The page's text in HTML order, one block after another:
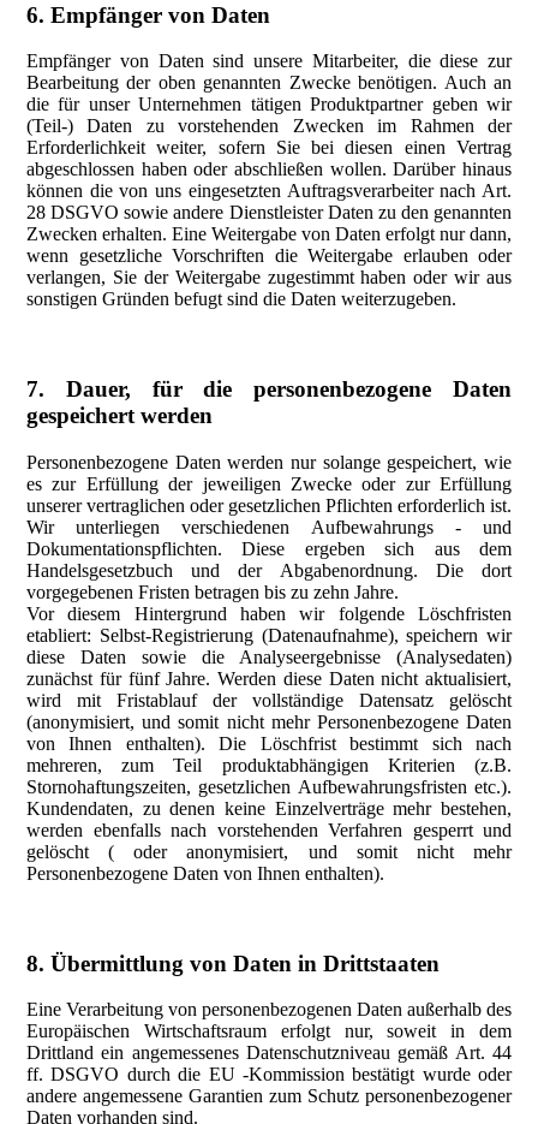
6. Empfänger von Daten
Empfänger von Daten sind unsere Mitarbeiter, die diese zur
Bearbeitung der oben genannten Zwecke benötigen. Auch an
die für unser Unternehmen tätigen Produktpartner geben wir
(Teil-) Daten zu vorstehenden Zwecken im Rahmen der
Erforderlichkeit weiter, sofern Sie bei diesen einen Vertrag
abgeschlossen haben oder abschließen wollen. Darüber hinaus
können die von uns eingesetzten Auftragsverarbeiter nach Art.
28 DSGVO sowie andere Dienstleister Daten zu den genannten
Zwecken erhalten. Eine Weitergabe von Daten erfolgt nur dann,
wenn gesetzliche Vorschriften die Weitergabe erlauben oder
verlangen, Sie der Weitergabe zugestimmt haben oder wir aus
sonstigen Gründen befugt sind die Daten weiterzugeben.
7. Dauer, für die personenbezogene Daten
gespeichert werden
Personenbezogene Daten werden nur solange gespeichert, wie
es zur Erfüllung der jeweiligen Zwecke oder zur Erfüllung
unserer vertraglichen oder gesetzlichen Pflichten erforderlich ist.
Wir unterliegen verschiedenen Aufbewahrungs - und
Dokumentationspflichten. Diese ergeben sich aus dem
Handelsgesetzbuch und der Abgabenordnung. Die dort
vorgegebenen Fristen betragen bis zu zehn Jahre.
Vor diesem Hintergrund haben wir folgende Löschfristen
etabliert: Selbst-Registrierung (Datenaufnahme), speichern wir
diese Daten sowie die Analyseergebnisse (Analysedaten)
zunächst für fünf Jahre. Werden diese Daten nicht aktualisiert,
wird mit Fristablauf der vollständige Datensatz gelöscht
(anonymisiert, und somit nicht mehr Personenbezogene Daten
von Ihnen enthalten). Die Löschfrist bestimmt sich nach
mehreren, zum Teil produktabhängigen Kriterien (z.B.
Stornohaftungszeiten, gesetzlichen Aufbewahrungsfristen etc.).
Kundendaten, zu denen keine Einzelverträge mehr bestehen,
werden ebenfalls nach vorstehenden Verfahren gesperrt und
gelöscht ( oder anonymisiert, und somit nicht mehr
Personenbezogene Daten von Ihnen enthalten).
8. Übermittlung von Daten in Drittstaaten
Eine Verarbeitung von personenbezogenen Daten außerhalb des
Europäischen Wirtschaftsraum erfolgt nur, soweit in dem
Drittland ein angemessenes Datenschutzniveau gemäß Art. 44
ff. DSGVO durch die EU -Kommission bestätigt wurde oder
andere angemessene Garantien zum Schutz personenbezogener
Daten vorhanden sind.